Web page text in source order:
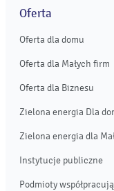
Oferta
Oferta dla domu
Oferta dla Małych firm
Oferta dla Biznesu
Zielona energia Dla
Zielona energia dla
Instytucje publiczne
Podmioty